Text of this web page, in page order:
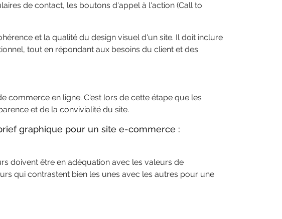
de contact, les boutons d'appel à l'action (Call to
et la qualité du design visuel d'un site. Il doit inclure
tout en répondant aux besoins du client et des
commerce en ligne. C'est lors de cette étape que les
et de la convivialité du site.
graphique pour un site e-commerce :
doivent être en adéquation avec les valeurs de
qui contrastent bien les unes avec les autres pour une